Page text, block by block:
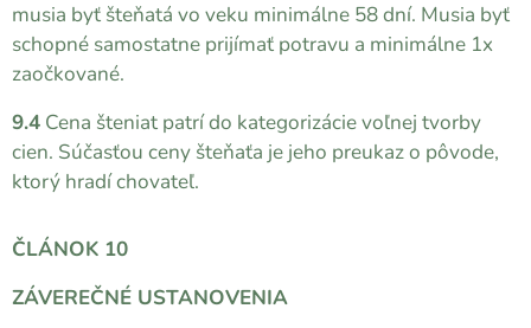
musia byť šteňatá vo veku minimálne 58 dní. Musia byť
schopné samostatne prijímať potravu a minimálne 1x
zaočkované.
9.4 Cena šteniat patrí do kategorizácie voľnej tvorby
cien. Súčasťou ceny šteňaťa je jeho preukaz o pôvode,
ktorý hradí chovateľ.
ČLÁNOK 10
ZÁVEREČNÉ USTANOVENIA